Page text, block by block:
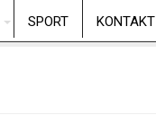
SPORT KONTAKT